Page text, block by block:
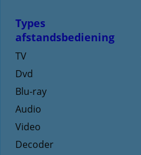
Types
afstandsbediening
TV
Dvd
Blu-ray
Audio
Video
Decoder